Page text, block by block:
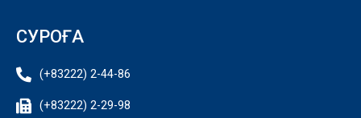
СУРОҒА
(+83222) 2-44-86
(+83222) 2-29-98